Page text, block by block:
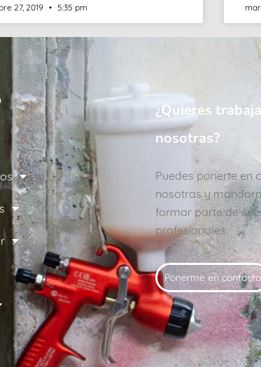
27, 2019 5:35 pm
¿Quieres
nosotras?
Puedes ponerte en
nosotras y
formar parte de
profesionales.
Ponerme en contacto